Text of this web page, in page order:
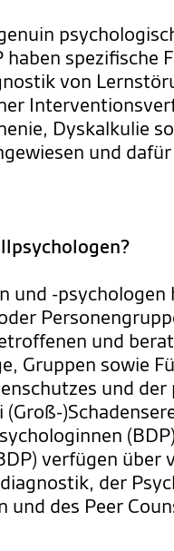
haben spezifische
von
Dyskalkulie
und
und -psychologen
und
Gruppen sowie
und der
verfügen über
der
und des Peer